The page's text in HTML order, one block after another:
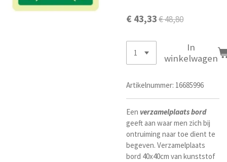
€ 43,33€ 48,80
In
winkelwagen
Artikelnummer: 16685996
Een verzamelplaatsbord
geeft aan waar men zich bij
ontruiming naar toe dient te
begeven. Verzamelplaats
bord 40x40cm van kunststof